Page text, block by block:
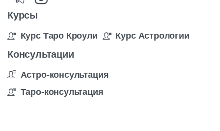
Курсы
Курс Таро Кроули Курс Астрологии
Консультации
Астро-консультация
Таро-консультация